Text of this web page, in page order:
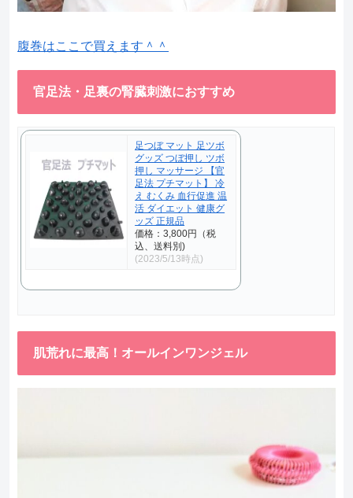
腹巻はここで買えます＾＾
官足法・足裏の腎臓刺激におすすめ
足つぼ マット 足ツボ
グッズ つぼ押し ツボ
押し マッサージ 【官
足法 プチマット】 冷
え むくみ 血行促進 温
活 ダイエット 健康グ
ッズ 正規品
価格：3,800円（税
込、送料別)
(2023/5/13時点)
肌荒れに最高！オールインワンジェル